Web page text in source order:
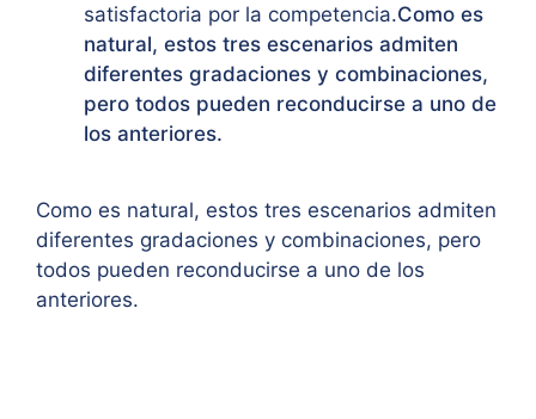
satisfactoria por la competencia.Como es
natural, estos tres escenarios admiten
diferentes gradaciones y combinaciones,
pero todos pueden reconducirse a uno de
los anteriores.
Como es natural, estos tres escenarios admiten
diferentes gradaciones y combinaciones, pero
todos pueden reconducirse a uno de los
anteriores.